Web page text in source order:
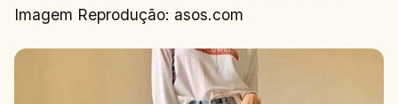
Imagem Reprodução: asos.com